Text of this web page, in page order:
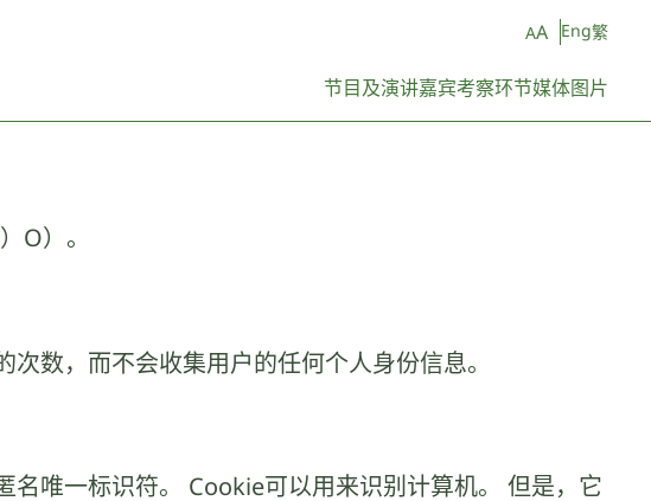
AA Eng繁
节目及演讲嘉宾考察环节媒体图片
O）。
数，而不会收集用户的任何个人身份信息。
唯一标识符。 Cookie可以用来识别计算机。 但是，它